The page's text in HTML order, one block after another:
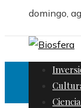
domingo,